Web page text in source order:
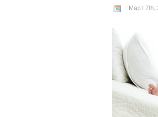
ХИРУРГИЯ
Март 7th,